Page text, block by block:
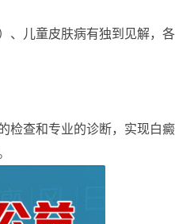
、儿童皮肤病有独到见解，
查和专业的诊断，实现白癜